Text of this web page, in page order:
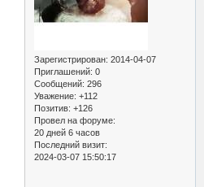
Зарегистрирован: 2014-04-07
Приглашений: 0
Сообщений: 296
Уважение: +112
Позитив: +126
Провел на форуме:
20 дней 6 часов
Последний визит:
2024-03-07 15:50:17